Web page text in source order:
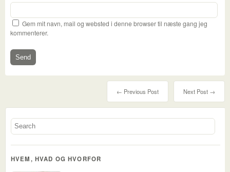
Gem mit navn, mail og websted i denne browser til næste gang jeg
kommenterer.
Next Post →
← Previous Post
HVEM, HVAD OG HVORFOR